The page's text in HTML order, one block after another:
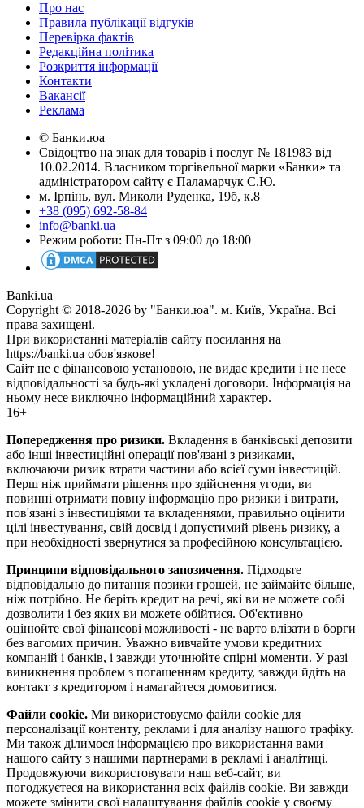
Про нас
Правила публікації відгуків
Перевірка фактів
Редакційна політика
Розкриття інформації
Контакти
Вакансії
Реклама
© Банки.юа
Свідоцтво на знак для товарів і послуг № 181983 від
10.02.2014. Власником торгівельної марки «Банки» та
адміністратором сайту є Паламарчук С.Ю.
м. Ірпінь, вул. Миколи Руденка, 19б, к.8
+38 (095) 692-58-84
info@banki.ua
Режим роботи: Пн-Пт з 09:00 до 18:00
Banki.ua
Copyright © 2018-2026 by "Банки.юа". м. Київ, Україна. Всі
права захищені.
При використанні матеріалів сайту посилання на
https://banki.ua обов'язкове!
Сайт не є фінансовою установою, не видає кредити і не несе
відповідальності за будь-які укладені договори. Інформація на
ньому несе виключно інформаційний характер.
16+
Попередження про ризики. Вкладення в банківські депозити
або інші інвестиційні операції пов'язані з ризиками,
включаючи ризик втрати частини або всієї суми інвестицій.
Перш ніж приймати рішення про здійснення угоди, ви
повинні отримати повну інформацію про ризики і витрати,
пов'язані з інвестиціями та вкладеннями, правильно оцінити
цілі інвестування, свій досвід і допустимий рівень ризику, а
при необхідності звернутися за професійною консультацією.
Принципи відповідального запозичення. Підходьте
відповідально до питання позики грошей, не займайте більше,
ніж потрібно. Не беріть кредит на речі, які ви не можете собі
дозволити і без яких ви можете обійтися. Об'єктивно
оцінюйте свої фінансові можливості - не варто влізати в борги
без вагомих причин. Уважно вивчайте умови кредитних
компаній і банків, і завжди уточнюйте спірні моменти. У разі
виникнення проблем з погашенням кредиту, завжди йдіть на
контакт з кредитором і намагайтеся домовитися.
Файли cookie. Ми використовуємо файли cookie для
персоналізації контенту, реклами і для аналізу нашого трафіку.
Ми також ділимося інформацією про використання вами
нашого сайту з нашими партнерами в рекламі і аналітиці.
Продовжуючи використовувати наш веб-сайт, ви
погоджуєтеся на використання всіх файлів cookie. Ви завжди
можете змінити свої налаштування файлів cookie у своєму